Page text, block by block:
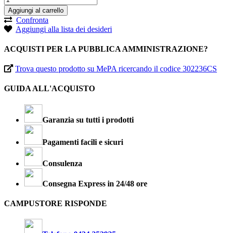
Aggiungi al carrello
Confronta
Aggiungi alla lista dei desideri
ACQUISTI PER LA PUBBLICA AMMINISTRAZIONE?
Trova questo prodotto su MePA ricercando il codice 302236CS
GUIDA ALL'ACQUISTO
Garanzia su tutti i prodotti
Pagamenti facili e sicuri
Consulenza
Consegna Express in 24/48 ore
CAMPUSTORE RISPONDE